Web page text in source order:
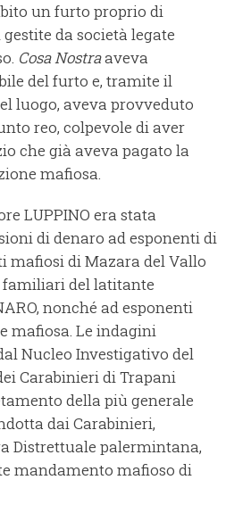
un furto proprio di
da società legate
Cosa Nostraaveva
del furto e, tramite il
luogo, aveva provveduto
reo, colpevole di aver
che già aveva pagato la
mafiosa.
LUPPINO era stata
di denaro ad esponenti di
mafiosi di Mazara del Vallo
familiari del latitante
nonché ad esponenti
mafiosa. Le indagini
Nucleo Investigativo del
Carabinieri di Trapani
della più generale
dai Carabinieri,
Distrettuale palermintana,
mandamento mafioso di